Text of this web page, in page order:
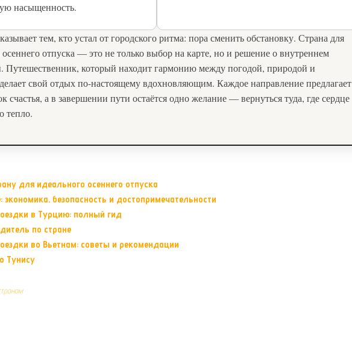
насыщенность.
тем, кто устал от городского ритма: пора сменить обстановку. Страна для
осеннего отпуска — это не только выбор на карте, но и решение о внутреннем
Путешественник, который находит гармонию между погодой, природой и
свой отдых по-настоящему вдохновляющим. Каждое направление предлагает
счастья, а в завершении пути остаётся одно желание — вернуться туда, где сердце
тепло.
для идеального осеннего отпуска
экономика, безопасность и достопримечательности
в Турцию: полный гид
по стране
во Вьетнам: советы и рекомендации
Тунису